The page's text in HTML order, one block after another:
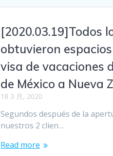
[2020.03.19]Todos
obtuvieron
visa de vacaciones
de México a Nueva
18 3 月, 2020
Segundos después de la
nuestros 2 clien…
Read more